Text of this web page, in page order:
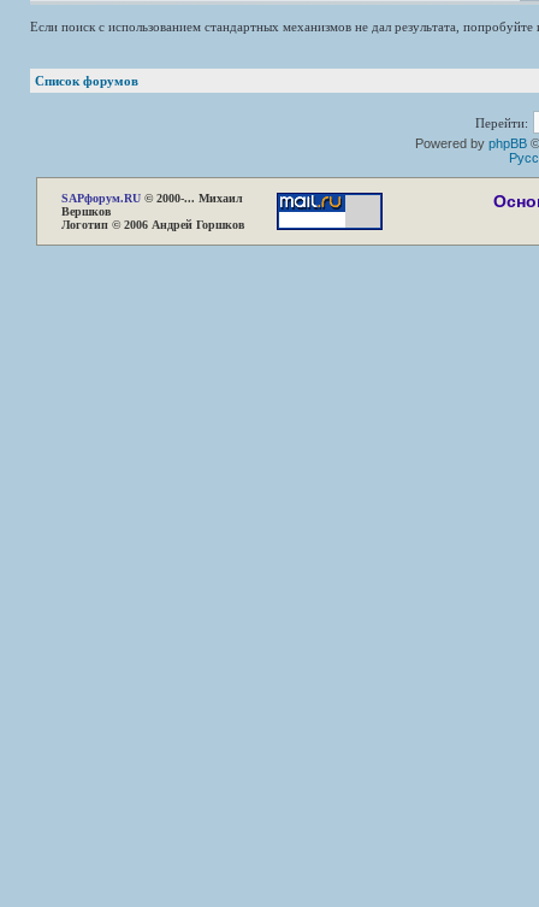
Если поиск с использованием стандартных механизмов не дал результата,
Список форумов
Перейти:
Powered by phpBB
SAPфорум.RU © 2000-... Михаил
Вершков
Логотип © 2006 Андрей Горшков